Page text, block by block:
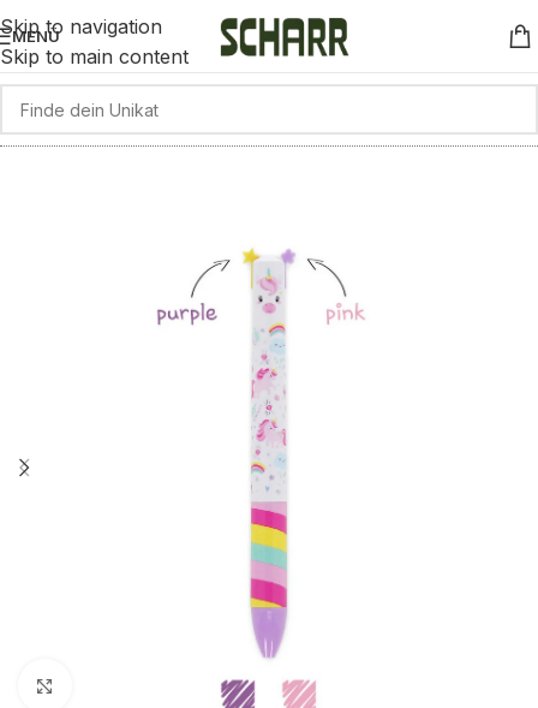
Skip to navigation
Skip to main content
MENÜ
Klick zum Vergrößern